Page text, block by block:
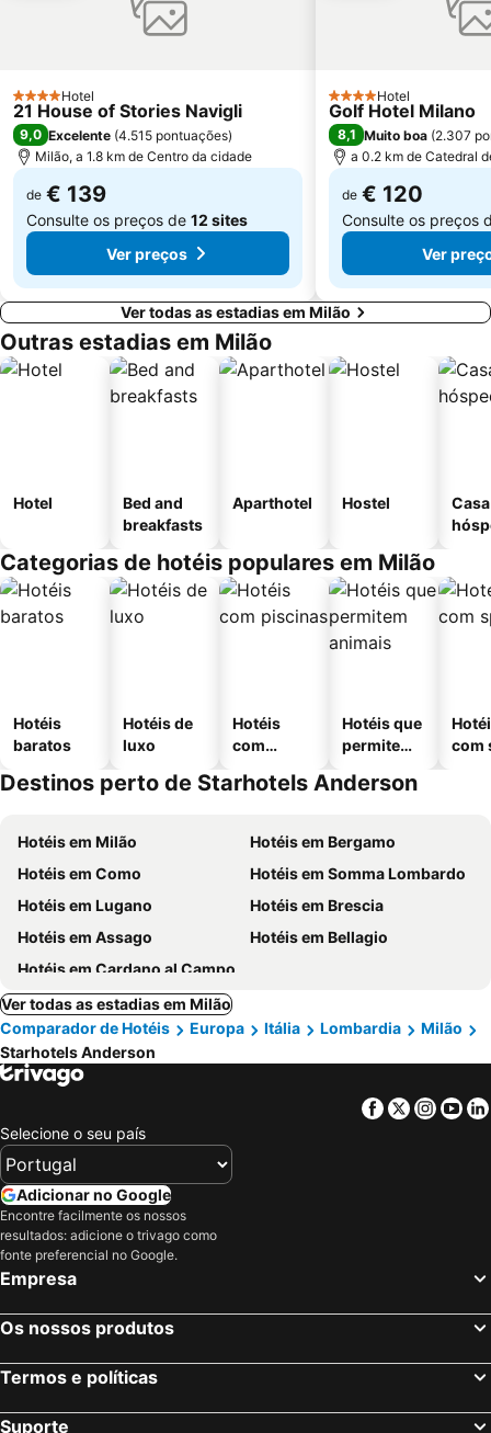
Zara Metro Station
Città Studi
Moscova Metro Station
Duomo Metro Station
4 Estrelas
Hotel
21 House of Stories Navigli
9,0 Excelente (4.515 pontuações)
Milão, a 1.8 km de Centro da cidade
de € 139
Consulte os preços de 12 sites
Ver preços
4 Estrelas
Hotel
Golf Hotel Milano
8,1 Muito boa (2.307
a 0.2 km de Catedral
de € 120
Consulte os preços
Ver
Ver todas as estadias em Milão
Outras estadias em Milão
Hotel
Bed and
breakfasts
Aparthotel Hostel
Categorias de hotéis populares em Milão
Hotéis
baratos
Hotéis de
luxo
Hotéis
com
Hotéis que
permitem
com
Destinos perto de Starhotels Anderson
Hotéis em Milão
Hotéis em Bergamo
Hotéis em Como
Hotéis em Somma Lombardo
Hotéis em Lugano
Hotéis em Brescia
Hotéis em Assago
Hotéis em Bellagio
Hotéis em Cardano al Campo
Ver todas as estadias em Milão
Comparador de Hotéis
Europa Itália Lombardia
Milão
Starhotels Anderson
Facebook
Twitter
Selecione o seu país
Adicionar no Google
Encontre facilmente os nossos
resultados: adicione o trivago como
fonte preferencial no Google.
Empresa
Os nossos produtos
Termos e políticas
Suporte